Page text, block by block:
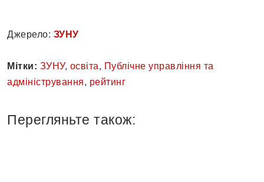
Джерело: ЗУНУ
Мітки: ЗУНУ, освіта, Публічне управління та
адміністрування, рейтинг
Перегляньте також: